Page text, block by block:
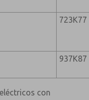
723K77
937K87
con